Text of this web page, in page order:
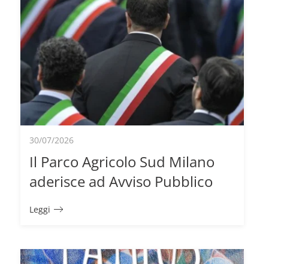
30/07/2026
Il Parco Agricolo Sud Milano
aderisce ad Avviso Pubblico
Leggi